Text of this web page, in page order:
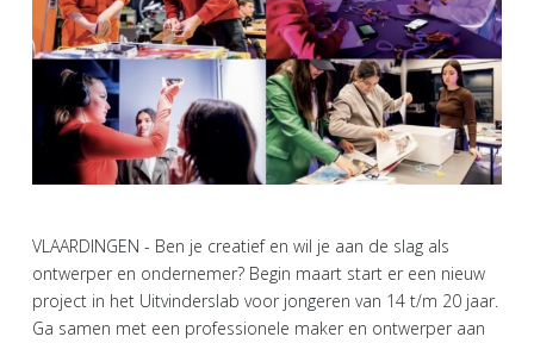
VLAARDINGEN - Ben je creatief en wil je aan de slag als
ontwerper en ondernemer? Begin maart start er een nieuw
project in het Uitvinderslab voor jongeren van 14 t/m 20 jaar.
Ga samen met een professionele maker en ontwerper aan